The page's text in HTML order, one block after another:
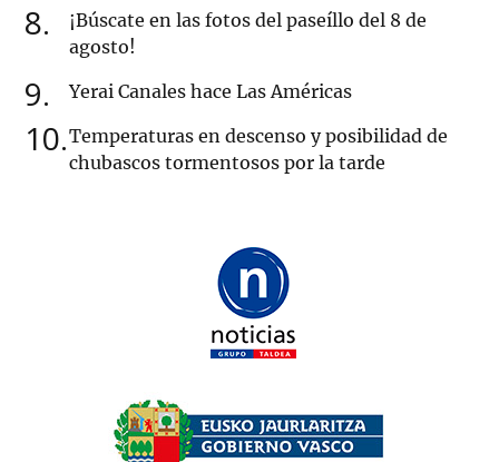
8
¡Búscate en las fotos del paseíllo del 8 de
agosto!
9 Yerai Canales hace Las Américas
10 Temperaturas en descenso y posibilidad de
chubascos tormentosos por la tarde